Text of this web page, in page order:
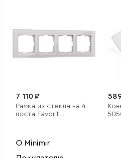
7 110 ₽
Рамка из стекла на 4
поста Favorit
О Minimir